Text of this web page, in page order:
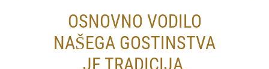
OSNOVNO VODILO
NAŠEGA GOSTINSTVA
JE TRADICIJA,